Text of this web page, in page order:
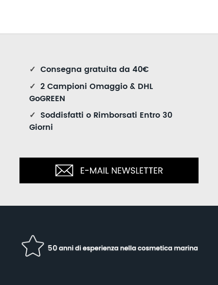
✓ Consegna gratuita da 40€
✓ 2 Campioni Omaggio & DHL
GoGREEN
✓ Soddisfatti o Rimborsati Entro 30
Giorni